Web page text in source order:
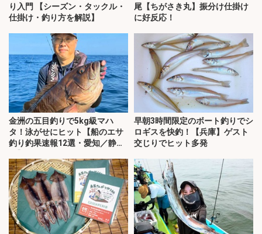
り入門 【シーズン・タックル・
仕掛け・釣り方を解説】
尾【ちがさき丸】振分け仕掛け
に好反応！
金洲の五目釣りで5kg級マハ
タ！泳がせにヒット【船のエサ
釣り釣果速報12選・愛知／静
早朝3時間限定のボート釣りでシ
ロギスを快釣！【兵庫】ゲスト
交じりでヒット多発